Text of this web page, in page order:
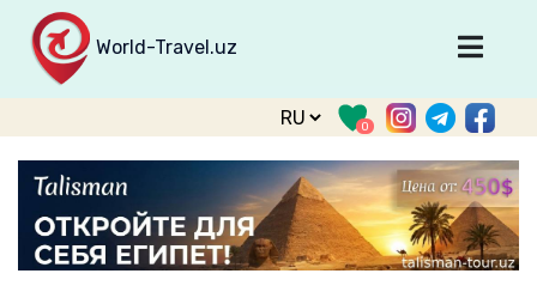
World-Travel.uz
Главная
Направления
Туры
Тур. фирмы
0